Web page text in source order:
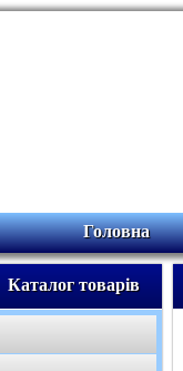
Головна
Каталог товарів